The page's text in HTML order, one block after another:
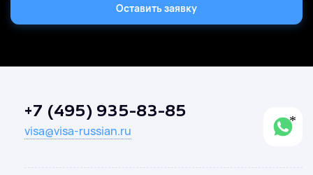
Оставить заявку
+7 (495) 935-83-85
visa@visa-russian.ru